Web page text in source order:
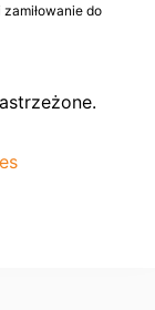
do